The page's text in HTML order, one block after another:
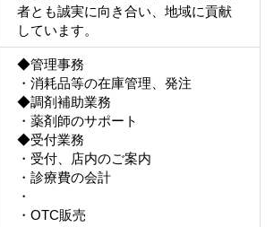
者とも誠実に向き合い、地域に貢献
しています。
◆管理事務
・消耗品等の在庫管理、発注
◆調剤補助業務
・薬剤師のサポート
◆受付業務
・受付、店内のご案内
・診療費の会計
・
・OTC販売